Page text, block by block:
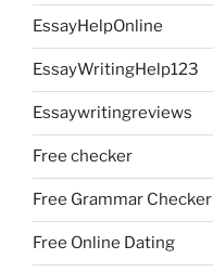
EssayHelpOnline
EssayWritingHelp123
Essaywritingreviews
Free checker
Free Grammar Checker
Free Online Dating